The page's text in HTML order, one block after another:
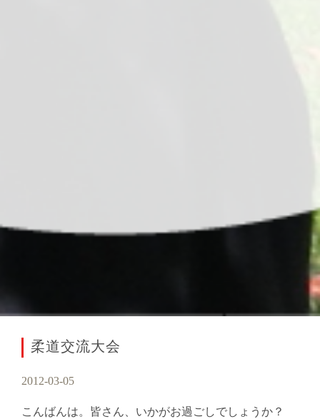
柔道交流大会
2012-03-05
こんばんは。皆さん、いかがお過ごしでしょうか？